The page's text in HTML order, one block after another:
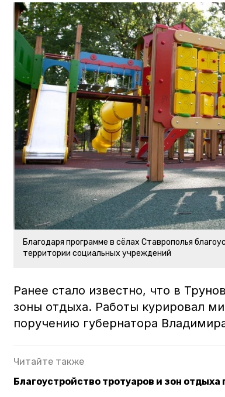
Благодаря программе в сёлах Ставрополья
территории социальных учреждений
Ранее стало известно, что в
зоны отдыха. Работы курировал
поручению губернатора
Читайте также
Благоустройство тротуаров и зон отдыха